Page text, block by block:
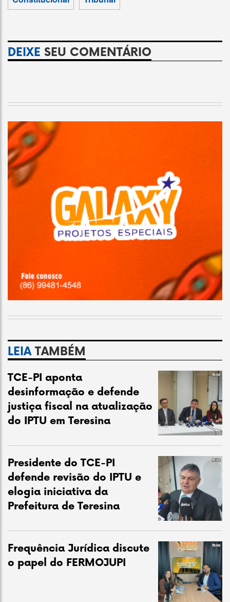
DEIXE SEU COMENTÁRIO
LEIATAMBÉM
TCE-PI aponta
desinformação e defende
justiça fiscal na atualização
do IPTU em Teresina
Presidente do TCE-PI
defende revisão do IPTU e
elogia iniciativa da
Prefeitura de Teresina
Frequência Jurídica discute
o papel do FERMOJUPI